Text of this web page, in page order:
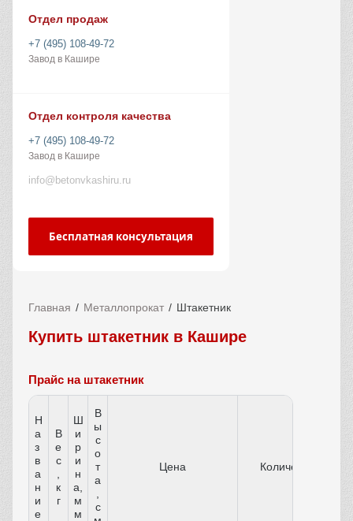
Отдел продаж
+7 (495) 108-49-72
Завод в Кашире
Отдел контроля качества
+7 (495) 108-49-72
Завод в Кашире
info@betonvkashiru.ru
Бесплатная консультация
Главная Металлопрокат Штакетник
Купить штакетник в Кашире
Прайс на штакетник
Н
а
з
в
а
н
и
е
В
е
с
к
г
Ш
и
р
и
н
а,
м
м
В
ы
с
о
т
а
с
Цена Количество